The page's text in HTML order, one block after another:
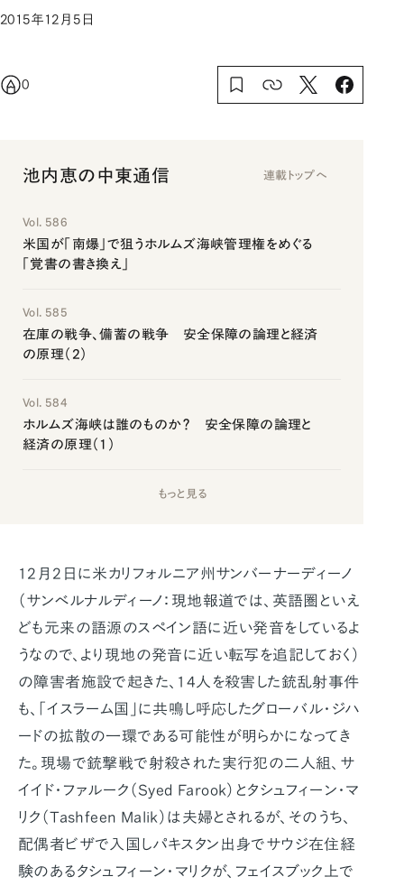
2015年12月5日
0
池内恵の中東通信 連載トップへ
Vol. 586
米国が「南爆」で狙うホルムズ海峡管理権をめぐる
「覚書の書き換え」
Vol. 585
在庫の戦争、備蓄の戦争 安全保障の論理と経済
の原理（2）
Vol. 584
ホルムズ海峡は誰のものか？ 安全保障の論理と
経済の原理（1）
もっと見る
12月2日に米カリフォルニア州サンバーナーディーノ
（サンベルナルディーノ：現地報道では、英語圏といえ
ども元来の語源のスペイン語に近い発音をしているよ
うなので、より現地の発音に近い転写を追記しておく）
の障害者施設で起きた、14人を殺害した銃乱射事件
も、「イスラーム国」に共鳴し呼応したグローバル・ジハ
ードの拡散の一環である可能性が明らかになってき
た。現場で銃撃戦で射殺された実行犯の二人組、サ
イイド・ファルーク（Syed Farook）とタシュフィーン・マ
リク（Tashfeen Malik）は夫婦とされるが、そのうち、
配偶者ビザで入国しパキスタン出身でサウジ在住経
験のあるタシュフィーン・マリクが、フェイスブック上で